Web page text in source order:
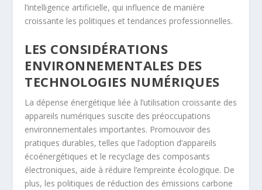
l’intelligence artificielle, qui influence de manière
croissante les politiques et tendances professionnelles.
LES CONSIDÉRATIONS
ENVIRONNEMENTALES DES
TECHNOLOGIES NUMÉRIQUES
La dépense énergétique liée à l’utilisation croissante des
appareils numériques suscite des préoccupations
environnementales importantes. Promouvoir des
pratiques durables, telles que l’adoption d’appareils
écoénergétiques et le recyclage des composants
électroniques, aide à réduire l’empreinte écologique. De
plus, les politiques de réduction des émissions carbone